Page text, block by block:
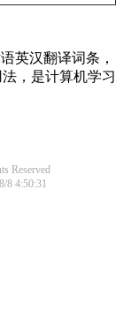
英汉翻译词条，
，是计算机学习
Reserved
8 4:50:31